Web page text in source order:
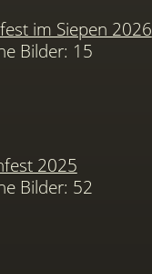
im Siepen 2026
Bilder: 15
2025
Bilder: 52